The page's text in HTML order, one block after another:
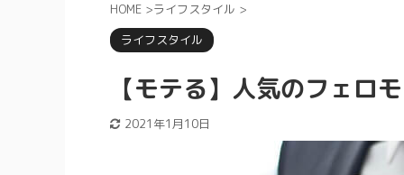
HOME >ライフスタイル >
ライフスタイル
【モテる】人気のフェロ
2021年1月10日